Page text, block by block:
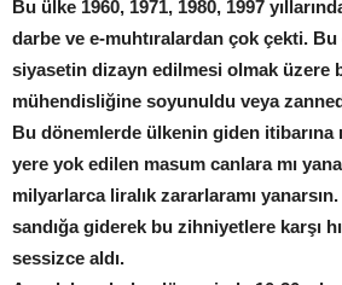
Bu ülke 1960, 1971, 1980, 1997
darbe ve e-muhtıralardan çok çekti.
siyasetin dizayn edilmesi olmak üzere
mühendisliğine soyunuldu veya
Bu dönemlerde ülkenin giden itibarına
yere yok edilen masum canlara mı
milyarlarca liralık zararlaramı
sandığa giderek bu zihniyetlere karşı
sessizce aldı.